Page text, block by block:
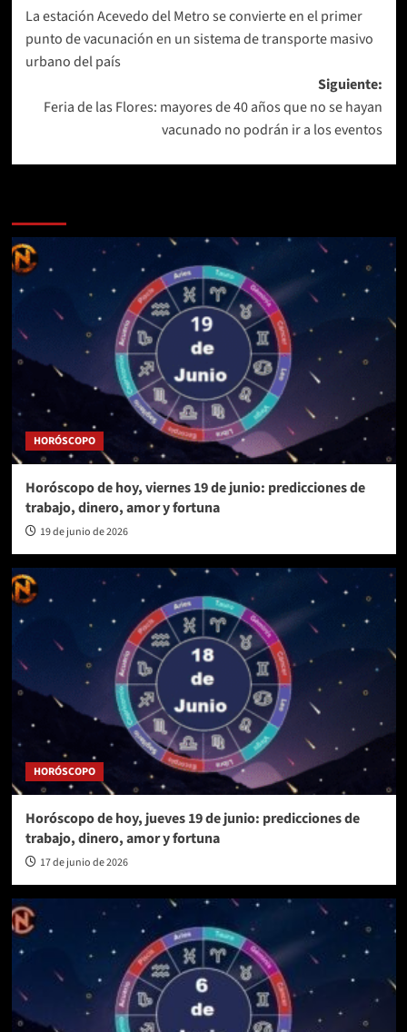
de
entradas
La estación Acevedo del Metro se convierte en el primer
punto de vacunación en un sistema de transporte masivo
urbano del país
Siguiente:
Feria de las Flores: mayores de 40 años que no se hayan
vacunado no podrán ir a los eventos
HORÓSCOPO
Horóscopo de hoy, viernes 19 de junio: predicciones de
trabajo, dinero, amor y fortuna
19 de junio de 2026
HORÓSCOPO
Horóscopo de hoy, jueves 19 de junio: predicciones de
trabajo, dinero, amor y fortuna
17 de junio de 2026